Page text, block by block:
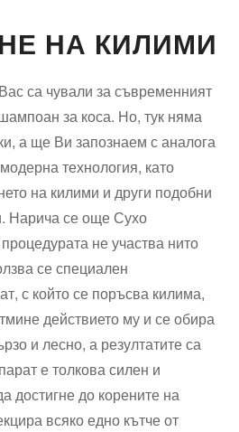
НА КИЛИМИ
са чували за съвременният
за коса. Но, тук няма
а ще Ви запознаем с аналога
технология, като
на килими и други подобни
Нарича се още Сухо
не участва нито
се специален
с който се поръсва килима,
действието му и се обира
и лесно, а резултатите са
е толкова силен и
достигне до корените на
всяко едно кътче от